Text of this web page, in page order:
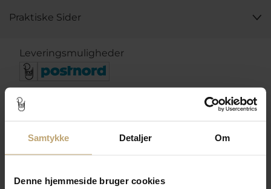
Samtykke Detaljer Om
Denne hjemmeside bruger cookies
Praktiske Sider
Leveringsmuligheder
Betalingsmuligheder
Sikker Og Tryg E-Handel